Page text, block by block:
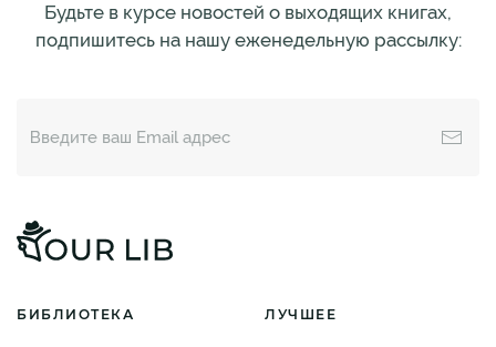
Будьте в курсе новостей о выходящих книгах,
подпишитесь на нашу еженедельную рассылку:
БИБЛИОТЕКА ЛУЧШЕЕ